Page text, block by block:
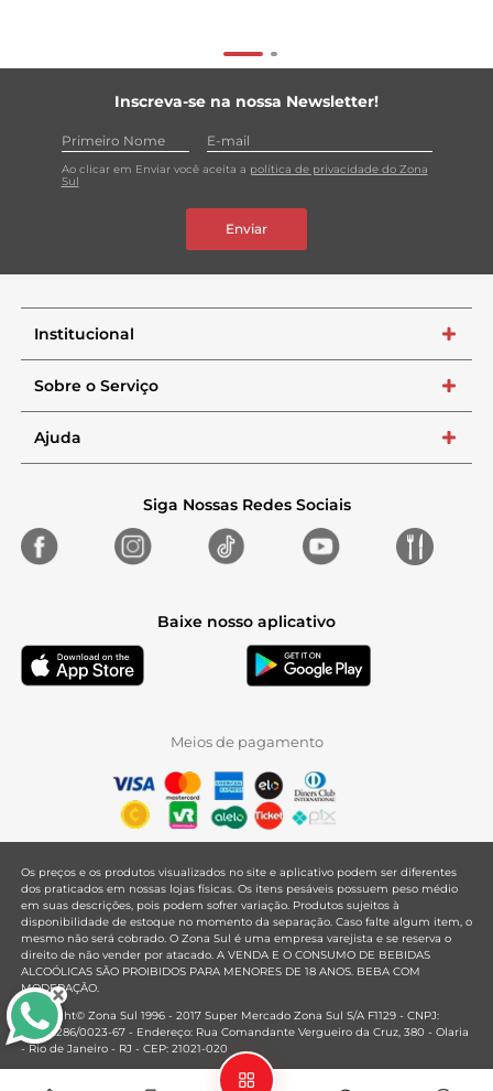
Inscreva-se na nossa Newsletter!
Ao clicar em Enviar você aceita a política de privacidade do Zona
Sul
Enviar
Institucional +
Sobre o Serviço +
Ajuda +
Siga Nossas Redes Sociais
Baixe nosso aplicativo
Meios de pagamento
Os preços e os produtos visualizados no site e aplicativo podem ser diferentes
dos praticados em nossas lojas físicas. Os itens pesáveis possuem peso médio
em suas descrições, pois podem sofrer variação. Produtos sujeitos à
disponibilidade de estoque no momento da separação. Caso falte algum item, o
mesmo não será cobrado. O Zona Sul é uma empresa varejista e se reserva o
direito de não vender por atacado. A VENDA E O CONSUMO DE BEBIDAS
ALCOÓLICAS SÃO PROIBIDOS PARA MENORES DE 18 ANOS. BEBA COM
MODERAÇÃO.
Copyright© Zona Sul 1996 - 2017 Super Mercado Zona Sul S/A F1129 - CNPJ:
33.381.286/0023-67 - Endereço: Rua Comandante Vergueiro da Cruz, 380 - Olaria
- Rio de Janeiro - RJ - CEP: 21021-020
Mantido por